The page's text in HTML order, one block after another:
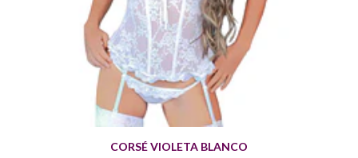
CORSÉ VIOLETA BLANCO